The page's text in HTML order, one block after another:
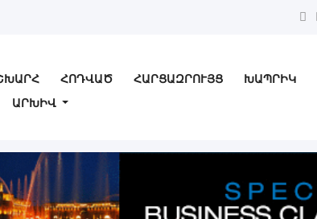
ՀՈԴՎԱԾ ՀԱՐՑԱԶՐՈՒՅՑ ԽԱՊՐԻԿ
ԱՐԽԻՎ